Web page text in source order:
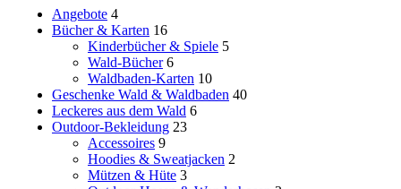
Angebote 4
Bücher & Karten 16
Kinderbücher & Spiele 5
Wald-Bücher 6
Waldbaden-Karten 10
Geschenke Wald & Waldbaden 40
Leckeres aus dem Wald 6
Outdoor-Bekleidung 23
Accessoires 9
Hoodies & Sweatjacken 2
Mützen & Hüte 3